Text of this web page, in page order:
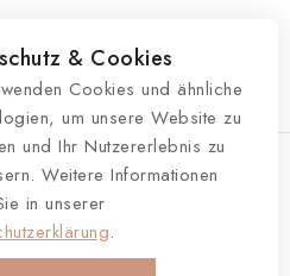
Schmuck
& Cookies
Cookies und ähnliche
um unsere Website zu
und Ihr Nutzererlebnis zu
Weitere Informationen
in unserer
.